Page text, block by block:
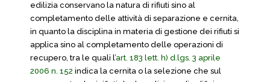
edilizia conservano la natura di rifiuti sino al
completamento delle attività di separazione e cernita,
in quanto la disciplina in materia di gestione dei rifiuti si
applica sino al completamento delle operazioni di
recupero, tra le quali l’art. 183 lett. h) d.lgs. 3 aprile
2006 n. 152 indica la cernita o la selezione che sul